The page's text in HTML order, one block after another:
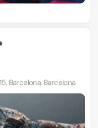
Barcelona, Barcelona